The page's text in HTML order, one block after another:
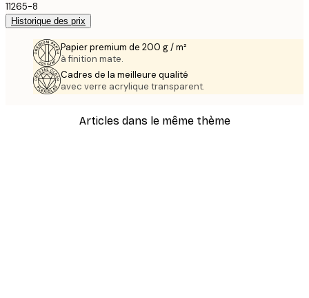
11265-8
Historique des prix
Papier premium de 200 g / m²
à finition mate.
Cadres de la meilleure qualité
avec verre acrylique transparent.
Articles dans le même thème